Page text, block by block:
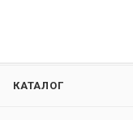
КАТАЛОГ